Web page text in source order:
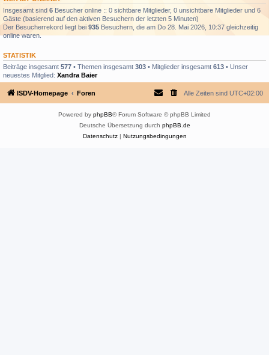
Insgesamt sind 6 Besucher online :: 0 sichtbare Mitglieder, 0 unsichtbare Mitglieder und 6
Gäste (basierend auf den aktiven Besuchern der letzten 5 Minuten)
Der Besucherrekord liegt bei 935 Besuchern, die am Do 28. Mai 2026, 10:37 gleichzeitig
online waren.
STATISTIK
Beiträge insgesamt 577 • Themen insgesamt 303 • Mitglieder insgesamt 613 • Unser
neuestes Mitglied: Xandra Baier
ISDV-Homepage Foren Alle Zeiten sind UTC+02:00
Powered by phpBB® Forum Software © phpBB Limited
Deutsche Übersetzung durch phpBB.de
Datenschutz| Nutzungsbedingungen